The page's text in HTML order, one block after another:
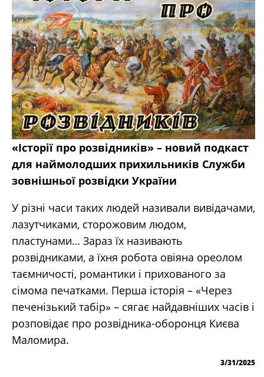
«Історії про розвідників» – новий подкаст
для наймолодших прихильників Служби
зовнішньої розвідки України
У різні часи таких людей називали вивідачами,
лазутчиками, сторожовим людом,
пластунами… Зараз їх називають
розвідниками, а їхня робота овіяна ореолом
таємничості, романтики і прихованого за
сімома печатками. Перша історія – «Через
печенізький табір» – сягає найдавніших часів і
розповідає про розвідника-оборонця Києва
Маломира.
3/31/2025